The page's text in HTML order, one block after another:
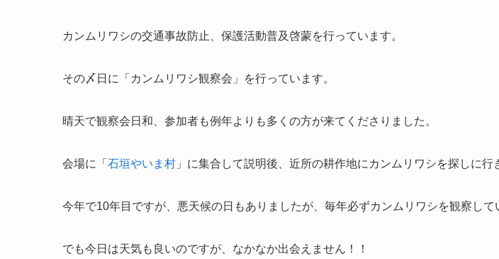
カンムリワシの交通事故防止、保護活動普及啓蒙を行っています。
その〆日に「カンムリワシ観察会」を行っています。
晴天で観察会日和、参加者も例年よりも多くの方が来てくださりました。
会場に「 石垣やいま村 」に集合して説明後、近所の耕作地にカンムリワシを探しに行
今年で10年目ですが、悪天候の日もありましたが、毎年必ずカンムリワシを観察して
でも今日は天気も良いのですが、なかなか出会えません！！